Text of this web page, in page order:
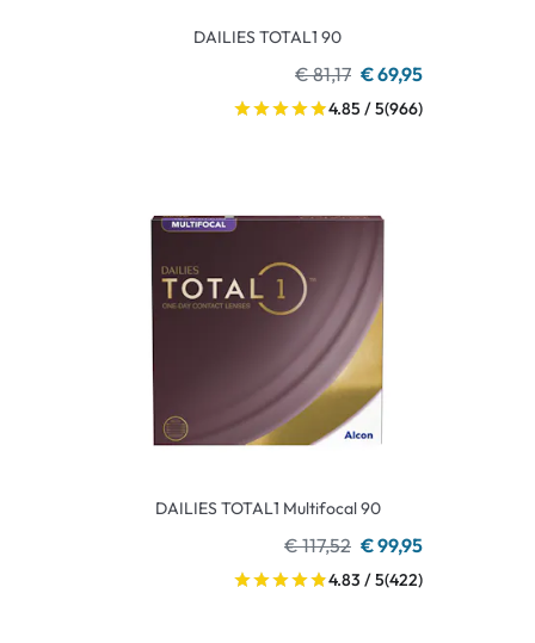
DAILIES TOTAL1 90
€ 81,17 € 69,95
4.85 / 5(966)
DAILIES TOTAL1 Multifocal 90
€ 117,52 € 99,95
4.83 / 5(422)